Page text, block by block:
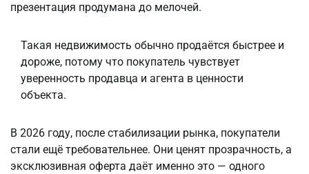
презентация продумана до мелочей.
Такая недвижимость обычно продаётся быстрее и
дороже, потому что покупатель чувствует
уверенность продавца и агента в ценности
объекта.
В 2026 году, после стабилизации рынка, покупатели
стали ещё требовательнее. Они ценят прозрачность, а
эксклюзивная оферта даёт именно это — одного